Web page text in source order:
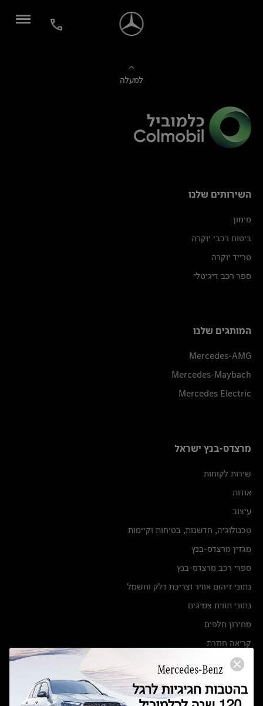
למעלה
השירותים שלנו
מימון
ביטוח רכבי יוקרה
טרייד יוקרה
ספר רכב דיגיטלי
המותגים שלנו
Mercedes-AMG
Mercedes-Maybach
Mercedes Electric
מרצדס-בנץ ישראל
שירות לקוחות
אודות
עיצוב
טכנולוגיה, חדשנות, בטיחות וקיימות
מגזין מרצדס-בנץ
ספרי רכב מרצדס-בנץ
נתוני זיהום אוויר וצריכת דלק וחשמל
נתוני תווית צמיגים
מחירון חלפים
קריאה חוזרת
הודעה על הטבות לרכבי מרצדס בהסדר פשרה בתצ 56447-02-19
תקנון ימי מכירות 120 לכלמוביל